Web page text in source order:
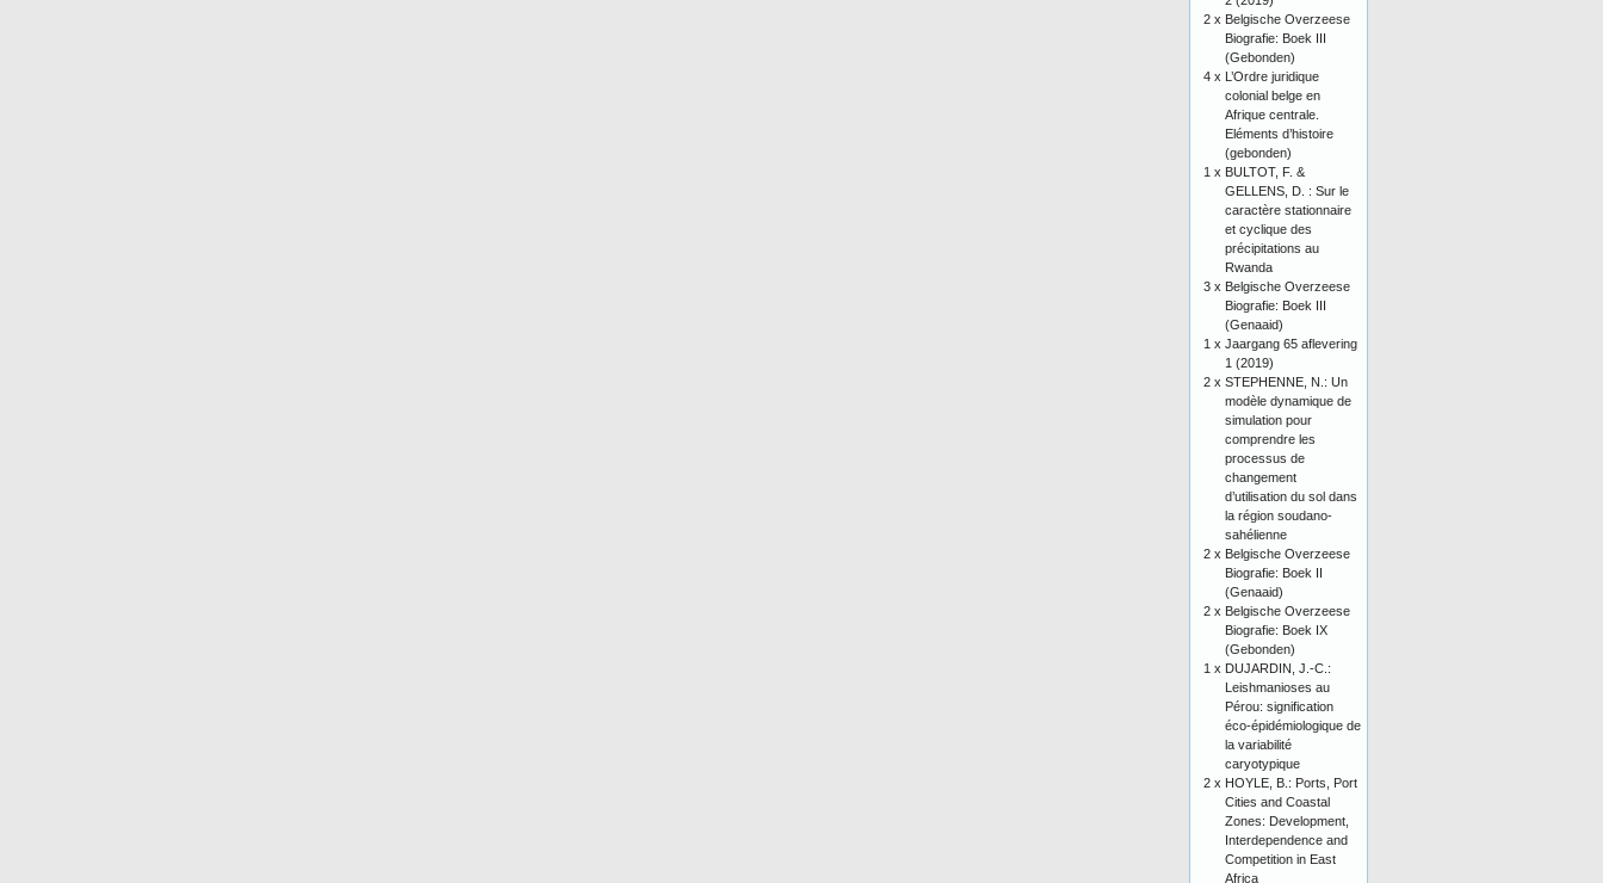
2 x Belgische Overzeese
Biografie: Boek III
(Gebonden)
4 x L’Ordre juridique
colonial belge en
Afrique centrale.
Eléments d’histoire
(gebonden)
1 x BULTOT, F. &
GELLENS, D. : Sur le
caractère stationnaire
et cyclique des
précipitations au
Rwanda
3 x Belgische Overzeese
Biografie: Boek III
(Genaaid)
1 x Jaargang 65 aflevering
1 (2019)
2 x STEPHENNE, N.: Un
modèle dynamique de
simulation pour
comprendre les
processus de
changement
d’utilisation du sol dans
la région soudano-
sahélienne
2 x Belgische Overzeese
Biografie: Boek II
(Genaaid)
2 x Belgische Overzeese
Biografie: Boek IX
(Gebonden)
1 x DUJARDIN, J.-C.:
Leishmanioses au
Pérou: signification
éco-épidémiologique de
la variabilité
caryotypique
2 x HOYLE, B.: Ports, Port
Cities and Coastal
Zones: Development,
Interdependence and
Competition in East
Africa